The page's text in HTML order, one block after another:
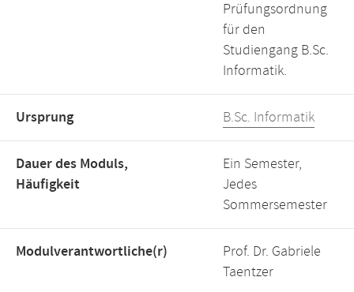
Prüfungsordnung
für den
Studiengang B.Sc.
Informatik.
Ursprung B.Sc. Informatik
Dauer des Moduls,
Häufigkeit
Ein Semester,
Jedes
Sommersemester
Modulverantwortliche(r)
Prof. Dr. Gabriele
Taentzer